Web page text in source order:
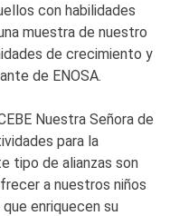
con habilidades
muestra de nuestro
de crecimiento y
de ENOSA.
Nuestra Señora de
para la
tipo de alianzas son
a nuestros niños
enriquecen su